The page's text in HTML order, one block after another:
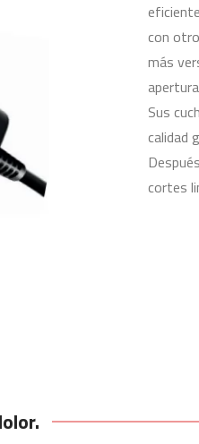
con
más
Sus
calidad
cortes